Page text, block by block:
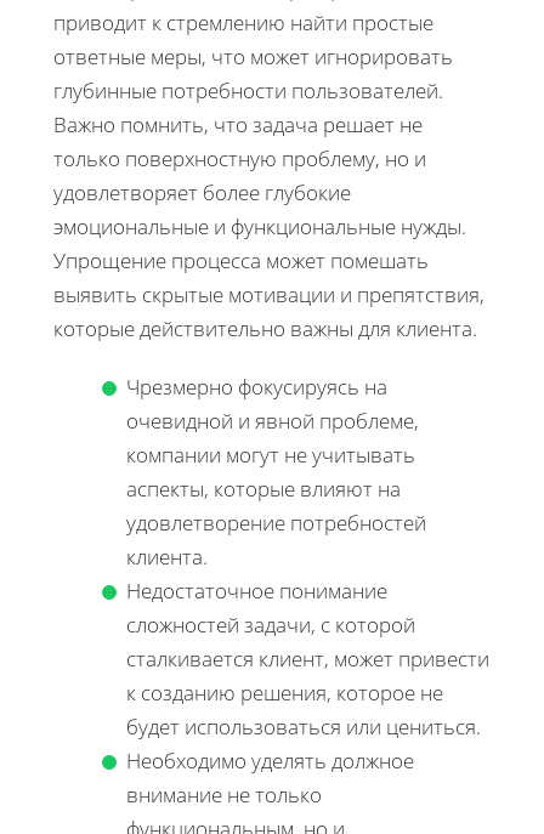
приводит к стремлению найти простые
ответные меры, что может игнорировать
глубинные потребности пользователей.
Важно помнить, что задача решает не
только поверхностную проблему, но и
удовлетворяет более глубокие
эмоциональные и функциональные нужды.
Упрощение процесса может помешать
выявить скрытые мотивации и препятствия,
которые действительно важны для клиента.
Чрезмерно фокусируясь на
очевидной и явной проблеме,
компании могут не учитывать
аспекты, которые влияют на
удовлетворение потребностей
клиента.
Недостаточное понимание
сложностей задачи, с которой
сталкивается клиент, может привести
к созданию решения, которое не
будет использоваться или цениться.
Необходимо уделять должное
внимание не только